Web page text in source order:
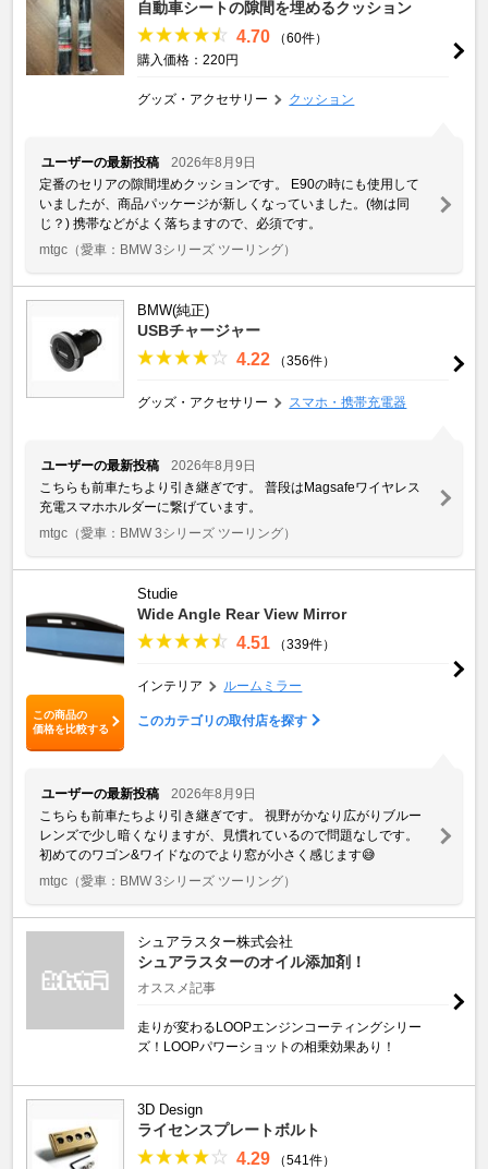
自動車シートの隙間を埋めるクッション
4.70
（60件）
購入価格：220円
グッズ・アクセサリー クッション
ユーザーの最新投稿
2026年8月9日
定番のセリアの隙間埋めクッションです。 E90の時にも使用して
いましたが、商品パッケージが新しくなっていました。(物は同
じ？) 携帯などがよく落ちますので、必須です。
mtgc （愛車：BMW 3シリーズ ツーリング）
BMW(純正)
USBチャージャー
4.22 （356件）
グッズ・アクセサリー スマホ・携帯充電器
ユーザーの最新投稿
2026年8月9日
こちらも前車たちより引き継ぎです。 普段はMagsafeワイヤレス
充電スマホホルダーに繋げています。
mtgc （愛車：BMW 3シリーズ ツーリング）
この商品の
価格を比較する
Studie
Wide Angle Rear View Mirror
4.51 （339件）
インテリア ルームミラー
このカテゴリの取付店を探す
ユーザーの最新投稿
2026年8月9日
こちらも前車たちより引き継ぎです。 視野がかなり広がりブルー
レンズで少し暗くなりますが、見慣れているので問題なしです。
初めてのワゴン&ワイドなのでより窓が小さく感じます😅
mtgc （愛車：BMW 3シリーズ ツーリング）
シュアラスター株式会社
シュアラスターのオイル添加剤！
オススメ記事
走りが変わるLOOPエンジンコーティングシリー
ズ！LOOPパワーショットの相乗効果あり！
3D Design
ライセンスプレートボルト
4.29 （541件）